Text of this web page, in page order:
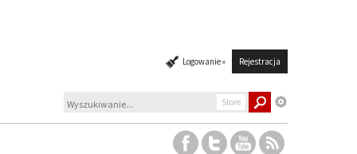
Logowanie » Rejestracja
Store